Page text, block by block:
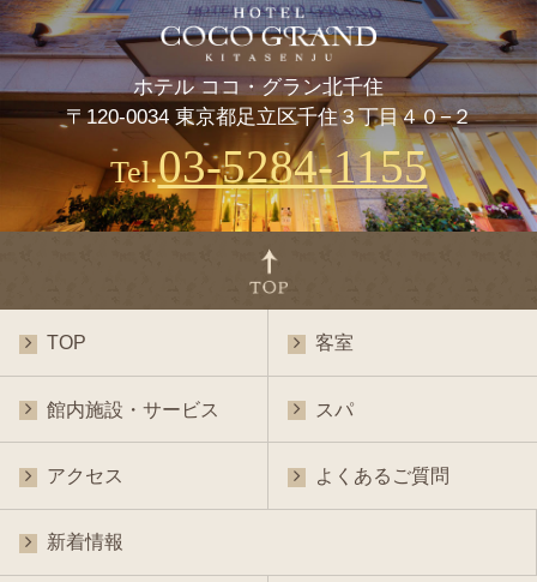
ホテル ココ・グラン北千住
〒120-0034 東京都足立区千住３丁目４０−２
Tel.03-5284-1155
TOP 客室
館内施設・サービス スパ
アクセス よくあるご質問
新着情報